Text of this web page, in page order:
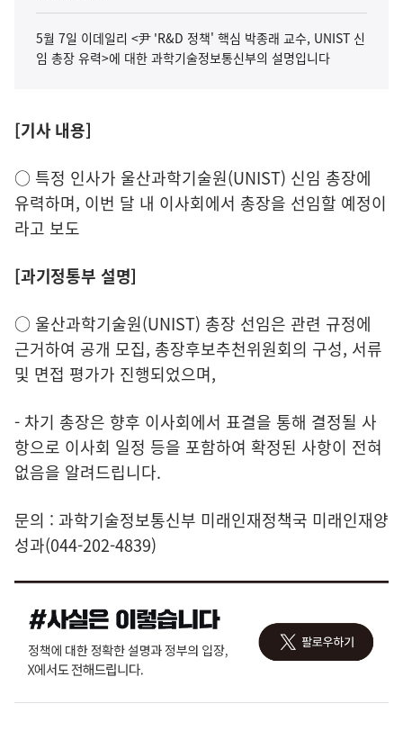
5월 7일 이데일리 <尹 'R&D 정책' 핵심 박종래 교수, UNIST 신
임 총장 유력>에 대한 과학기술정보통신부의 설명입니다
[기사 내용]
○ 특정 인사가 울산과학기술원(UNIST) 신임 총장에
유력하며, 이번 달 내 이사회에서 총장을 선임할 예정이
라고 보도
[과기정통부 설명]
○ 울산과학기술원(UNIST) 총장 선임은 관련 규정에
근거하여 공개 모집, 총장후보추천위원회의 구성, 서류
및 면접 평가가 진행되었으며,
- 차기 총장은 향후 이사회에서 표결을 통해 결정될 사
항으로 이사회 일정 등을 포함하여 확정된 사항이 전혀
없음을 알려드립니다.
문의 : 과학기술정보통신부 미래인재정책국 미래인재양
성과(044-202-4839)